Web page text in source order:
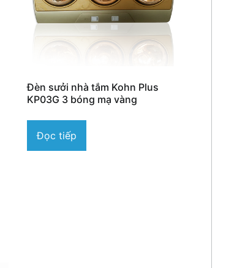
Đèn sưởi nhà tắm Kohn Plus
KP03G 3 bóng mạ vàng
Đọc tiếp